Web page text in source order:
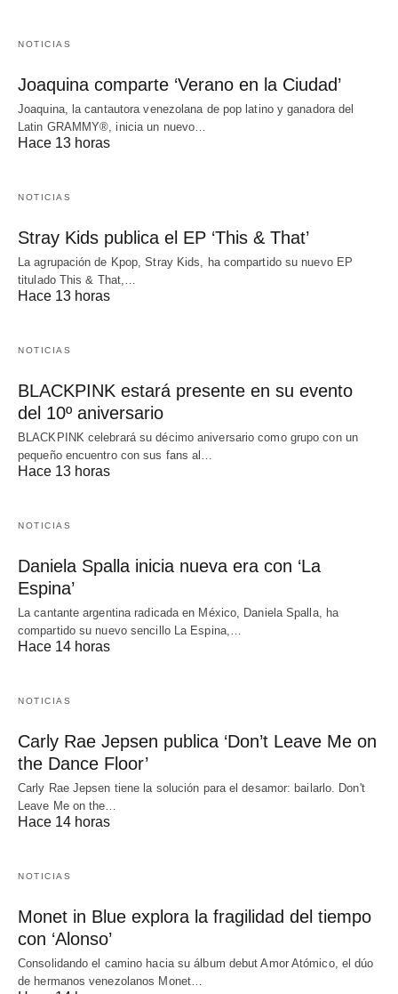
NOTICIAS
Joaquina comparte ‘Verano en la Ciudad’
Joaquina, la cantautora venezolana de pop latino y ganadora del
Latin GRAMMY®, inicia un nuevo…
Hace 13 horas
NOTICIAS
Stray Kids publica el EP ‘This & That’
La agrupación de Kpop, Stray Kids, ha compartido su nuevo EP
titulado This & That,…
Hace 13 horas
NOTICIAS
BLACKPINK estará presente en su evento
del 10º aniversario
BLACKPINK celebrará su décimo aniversario como grupo con un
pequeño encuentro con sus fans al…
Hace 13 horas
NOTICIAS
Daniela Spalla inicia nueva era con ‘La
Espina’
La cantante argentina radicada en México, Daniela Spalla, ha
compartido su nuevo sencillo La Espina,…
Hace 14 horas
NOTICIAS
Carly Rae Jepsen publica ‘Don’t Leave Me on
the Dance Floor’
Carly Rae Jepsen tiene la solución para el desamor: bailarlo. Don't
Leave Me on the…
Hace 14 horas
NOTICIAS
Monet in Blue explora la fragilidad del tiempo
con ‘Alonso’
Consolidando el camino hacia su álbum debut Amor Atómico, el dúo
de hermanos venezolanos Monet…